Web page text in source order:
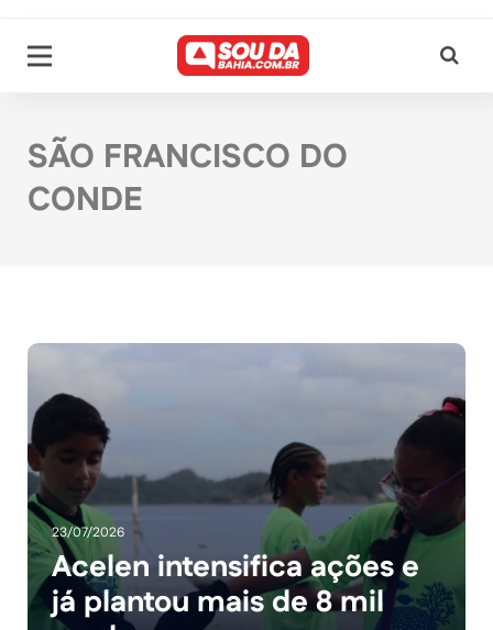
SÃO FRANCISCO DO
CONDE
23/07/2026
Acelen intensifica ações e
já plantou mais de 8 mil